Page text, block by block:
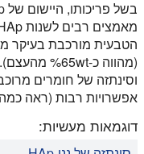
וסינתזה של חומרים
אפשרויות רבות (ראה
דוגמאות מעשיות: